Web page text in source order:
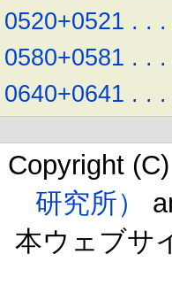
0520+0521 . . .
0580+0581 . . .
0640+0641 . . .
Copyright
研究所）
本ウェブサ